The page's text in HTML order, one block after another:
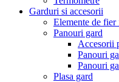
Garduri si accesorii
Elemente de fier
Panouri gard
Accesorii
Panouri
Panouri
Plasa gard